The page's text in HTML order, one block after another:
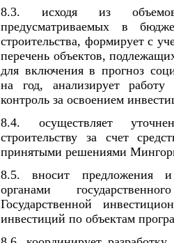
8.3. исходя из
предусматриваемых в
строительства, формирует с
перечень объектов,
для включения в прогноз
на год, анализирует работу
контроль за освоением
8.4. осуществляет
строительству за счет
принятыми решениями
8.5. вносит предложения и
органами
Государственной
инвестиций по объектам